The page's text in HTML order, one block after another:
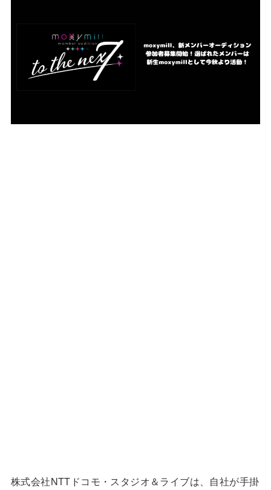
株式会社NTTドコモ・スタジオ＆ライブは、自社が手掛